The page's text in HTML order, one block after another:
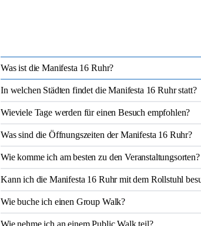
Was ist die Manifesta 16 Ruhr?
In welchen Städten findet die Manifesta 16 Ruhr statt?
Wieviele Tage werden für einen Besuch empfohlen?
Was sind die Öffnungszeiten der Manifesta 16 Ruhr?
Wie komme ich am besten zu den Veranstaltungsorten?
Kann ich die Manifesta 16 Ruhr mit dem Rollstuhl
Wie buche ich einen Group Walk?